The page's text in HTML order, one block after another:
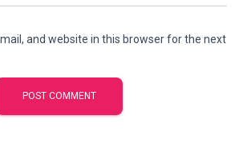
and website in this browser for the next